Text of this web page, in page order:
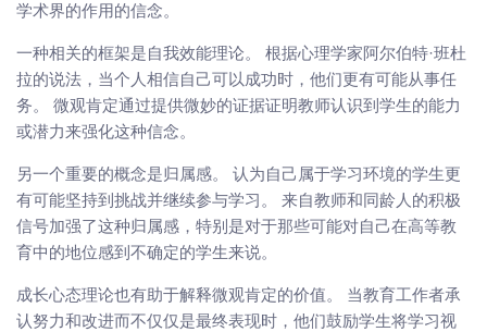
学术界的作用的信念。
一种相关的框架是自我效能理论。 根据心理学家阿尔伯特·班杜
拉的说法，当个人相信自己可以成功时，他们更有可能从事任
务。 微观肯定通过提供微妙的证据证明教师认识到学生的能力
或潜力来强化这种信念。
另一个重要的概念是归属感。 认为自己属于学习环境的学生更
有可能坚持到挑战并继续参与学习。 来自教师和同龄人的积极
信号加强了这种归属感，特别是对于那些可能对自己在高等教
育中的地位感到不确定的学生来说。
成长心态理论也有助于解释微观肯定的价值。 当教育工作者承
认努力和改进而不仅仅是最终表现时，他们鼓励学生将学习视